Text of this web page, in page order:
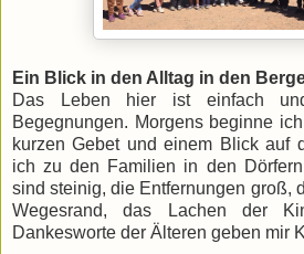
Ein Blick in den Alltag in den
Das Leben hier ist einfach
Begegnungen. Morgens beginne
kurzen Gebet und einem Blick auf
ich zu den Familien in den
sind steinig, die Entfernungen groß,
Wegesrand, das Lachen der
Dankesworte der Älteren geben mir